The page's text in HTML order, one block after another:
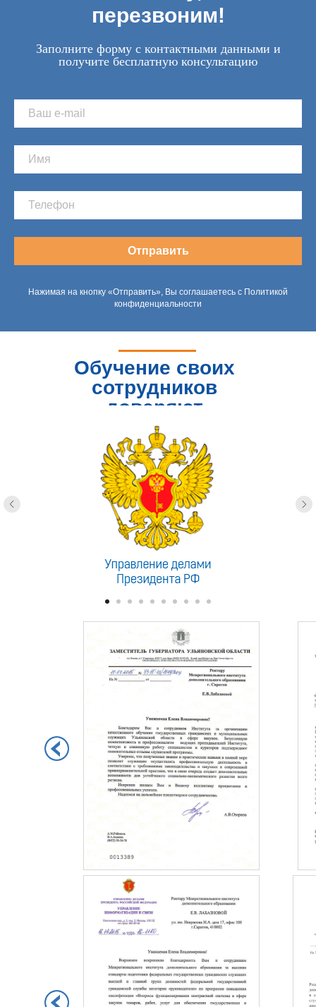
перезвоним!
Заполните форму с контактными данными и
получите бесплатную консультацию
Отправить
Нажимая на кнопку «Отправить», Вы соглашаетесь с Политикой
конфиденциальности
Обучение своих
сотрудников
доверяют